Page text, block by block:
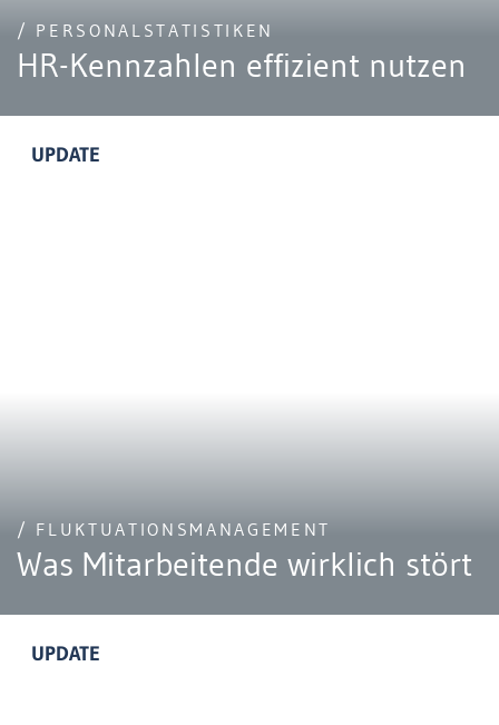
/ PERSONALSTATISTIKEN
HR-Kennzahlen effizient nutzen
UPDATE
/ FLUKTUATIONSMANAGEMENT
Was Mitarbeitende wirklich stört
UPDATE